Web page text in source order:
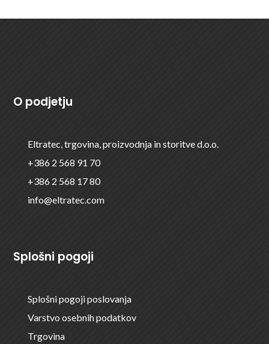
O podjetju
Eltratec, trgovina, proizvodnja in storitve d.o.o.
+386 2 568 91 70
+386 2 568 17 80
info@eltratec.com
Splošni pogoji
Splošni pogoji poslovanja
Varstvo osebnih podatkov
Trgovina